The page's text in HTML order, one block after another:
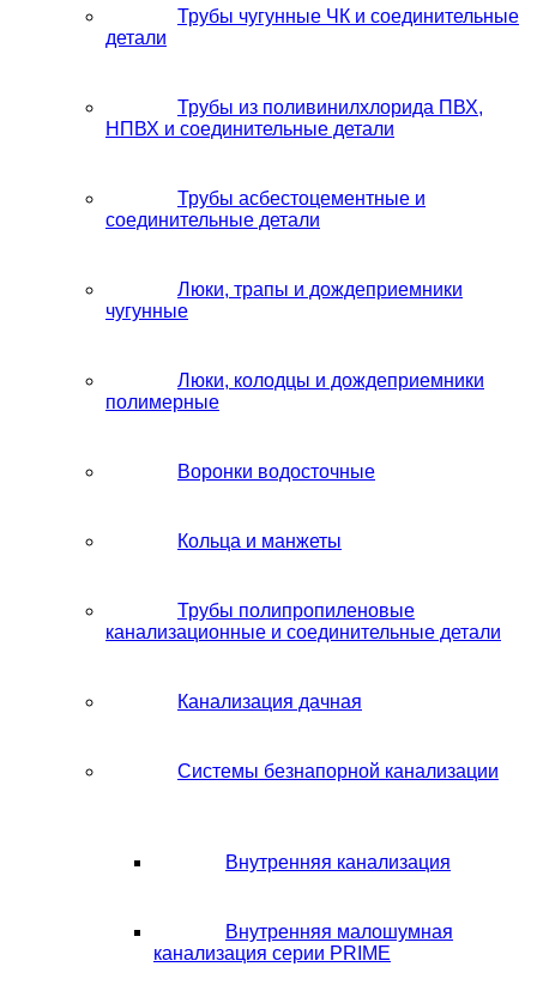
Трубы чугунные ЧК и соединительные
детали
Трубы из поливинилхлорида ПВХ,
НПВХ и соединительные детали
Трубы асбестоцементные и
соединительные детали
Люки, трапы и дождеприемники
чугунные
Люки, колодцы и дождеприемники
полимерные
Воронки водосточные
Кольца и манжеты
Трубы полипропиленовые
канализационные и соединительные детали
Канализация дачная
Системы безнапорной канализации
Внутренняя канализация
Внутренняя малошумная
канализация серии PRIME